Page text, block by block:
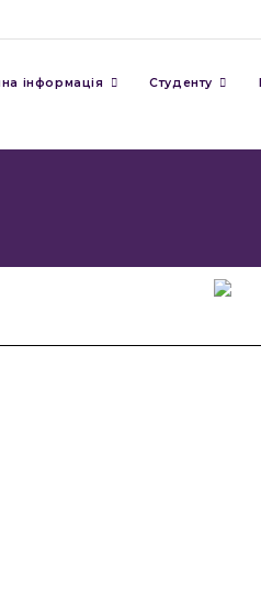
інформація Студенту